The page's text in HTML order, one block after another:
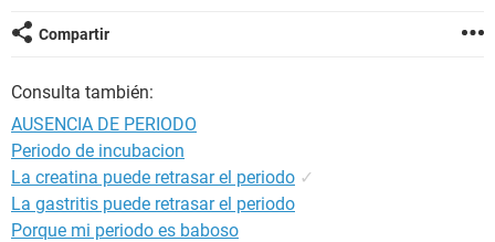
Compartir
Consulta también:
AUSENCIA DE PERIODO
Periodo de incubacion
La creatina puede retrasar el periodo ✓
La gastritis puede retrasar el periodo
Porque mi periodo es baboso